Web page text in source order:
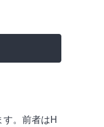
す。前者はH